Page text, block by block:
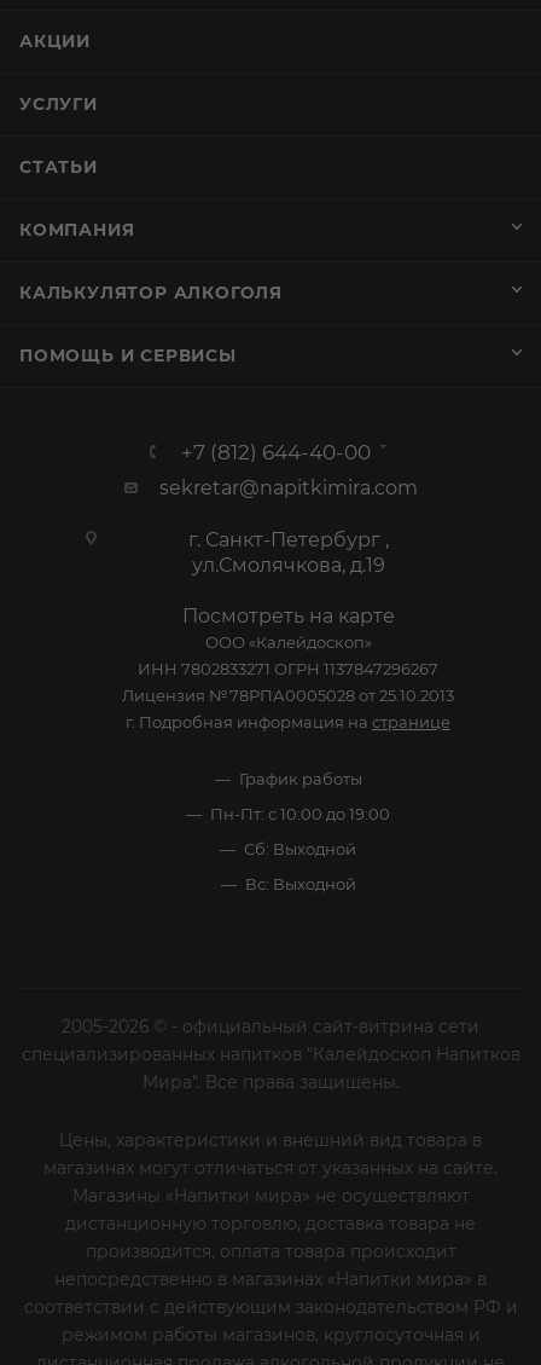
АКЦИИ
УСЛУГИ
СТАТЬИ
КОМПАНИЯ
КАЛЬКУЛЯТОР АЛКОГОЛЯ
ПОМОЩЬ И СЕРВИСЫ
+7 (812) 644-40-00
sekretar@napitkimira.com
г. Санкт-Петербург ,
ул.Смолячкова, д.19
Посмотреть на карте
ООО «Калейдоскоп»
ИНН 7802833271 ОГРН 1137847296267
Лицензия №78РПА0005028 от 25.10.2013
г. Подробная информация на странице
График работы
Пн-Пт: с 10:00 до 19:00
Сб: Выходной
Вс: Выходной
2005-2026 © - официальный сайт-витрина сети
специализированных напитков "Калейдоскоп Напитков
Мира". Все права защищены.
Цены, характеристики и внешний вид товара в
магазинах могут отличаться от указанных на сайте.
Магазины «Напитки мира» не осуществляют
дистанционную торговлю, доставка товара не
производится, оплата товара происходит
непосредственно в магазинах «Напитки мира» в
соответствии с действующим законодательством РФ и
режимом работы магазинов, круглосуточная и